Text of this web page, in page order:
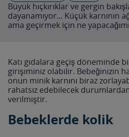
Büyük hıçkırıklar ve gergin
dayanamıyor... Küçük karnının
ama geçirmek için ne
Katı gıdalara geçiş döneminde
girişiminiz olabilir. Bebeğinizin
onun minik karnını biraz
rahatsız edebilecek
verilmiştir.
Bebeklerde kolik